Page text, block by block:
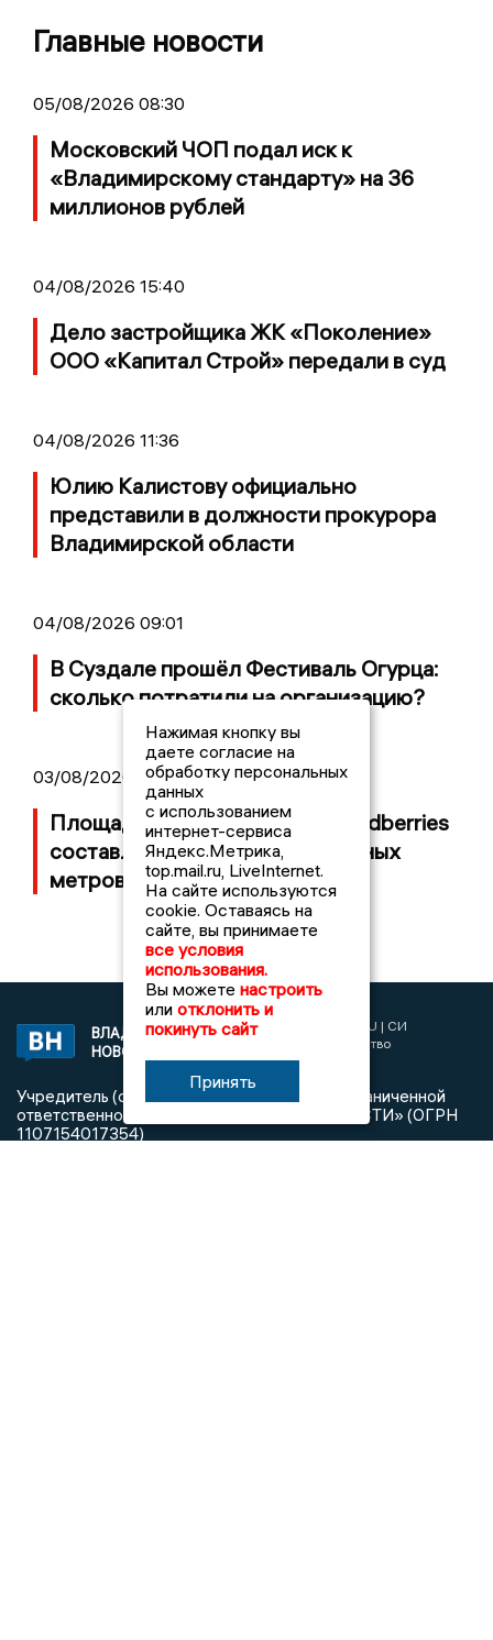
Главные новости
05/08/2026 08:30
Московский ЧОП подал иск к
«Владимирскому стандарту» на 36
миллионов рублей
04/08/2026 15:40
Дело застройщика ЖК «Поколение»
ООО «Капитал Строй» передали в суд
04/08/2026 11:36
Юлию Калистову официально
представили в должности прокурора
Владимирской области
04/08/2026 09:01
В Суздале прошёл Фестиваль Огурца:
сколько потратили на организацию?
03/08/2026 14:13
Площадь пожара на складе Wildberries
составляет 100 тысяч квадратных
метров
ВЛАДИМИРСКИЕ
НОВОСТИ
2017 © NEWSVLADIMIR.RU | СИ
«Информационное агентство
Владимирские новости»
Учредитель (соучредители): Общество с ограниченной
ответственностью «РЕГИОНАЛЬНЫЕ НОВОСТИ» (ОГРН
1107154017354)
Нажимая кнопку вы
даете согласие на
обработку персональных
данных
с использованием
интернет-сервиса
Яндекс.Метрика,
top.mail.ru, LiveInternet.
На сайте используются
cookie. Оставаясь на
сайте, вы принимаете
все условия
использования.
Вы можете настроить
или отклонить и
покинуть сайт
Принять